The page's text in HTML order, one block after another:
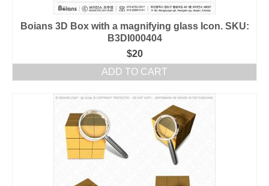
Boians 3D Box with a magnifying glass Icon. SKU:
B3DI000404
$20
ADD TO CART